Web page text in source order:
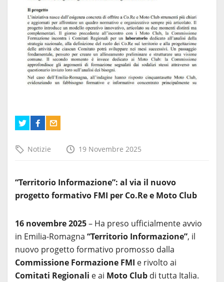
Notizie 19 Novembre 2025
“Territorio Informazione”: al via il nuovo
progetto formativo FMI per Co.Re e Moto Club
16 novembre 2025– Ha preso ufficialmente avvio
in Emilia-Romagna “Territorio Informazione”, il
nuovo progetto formativo promosso dalla
Commissione Formazione FMI e rivolto ai
Comitati Regionali e ai Moto Club di tutta Italia.